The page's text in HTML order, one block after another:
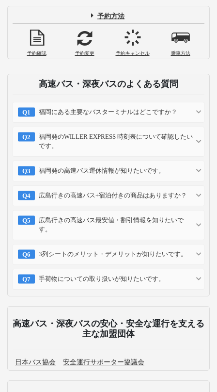
予約方法
予約確認 予約変更 予約キャンセル 乗車方法
高速バス・深夜バスのよくある質問
福岡にある主要なバスターミナルはどこですか？
福岡発のWILLER EXPRESS 時刻表について確認したい
です。
福岡発の高速バス運休情報が知りたいです。
広島行きの高速バス+宿泊付きの商品はありますか？
広島行きの高速バス最安値・割引情報を知りたいで
す。
3列シートのメリット・デメリットが知りたいです。
手荷物についての取り扱いが知りたいです。
高速バス・深夜バスの安心・安全な運行を支える
主な加盟団体
日本バス協会 安全運行サポーター協議会